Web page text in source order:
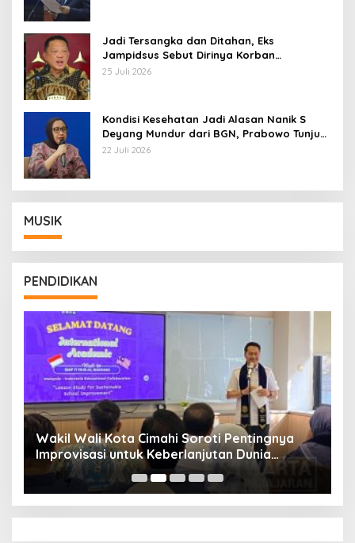
Jadi Tersangka dan Ditahan, Eks
Jampidsus Sebut Dirinya Korban
Kriminalisasi
25 Juli 2026
Kondisi Kesehatan Jadi Alasan Nanik S
Deyang Mundur dari BGN, Prabowo Tunjuk
Wamentan Sudaryono
22 Juli 2026
MUSIK
PENDIDIKAN
Wakil Wali Kota Cimahi Soroti Pentingnya
Improvisasi untuk Keberlanjutan Dunia
Pendidikan